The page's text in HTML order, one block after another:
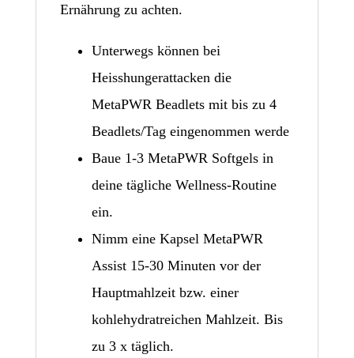
Ernährung zu achten.
Unterwegs können bei
Heisshungerattacken die
MetaPWR Beadlets mit bis zu 4
Beadlets/Tag eingenommen werde
Baue 1-3 MetaPWR Softgels in
deine tägliche Wellness-Routine
ein.
Nimm eine Kapsel MetaPWR
Assist 15-30 Minuten vor der
Hauptmahlzeit bzw. einer
kohlehydratreichen Mahlzeit. Bis
zu 3 x täglich.